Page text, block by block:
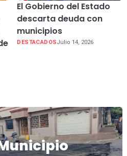
El Gobierno del Estado
descarta deuda con
municipios
DESTACADOSJulio 14, 2026